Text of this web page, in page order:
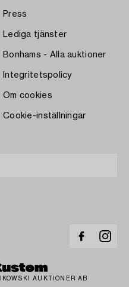
Press
Lediga tjänster
Bonhams - Alla auktioner
Integritetspolicy
Om cookies
Cookie-inställningar
AUKTIONER AB